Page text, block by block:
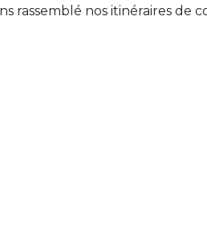
rassemblé nos itinéraires de